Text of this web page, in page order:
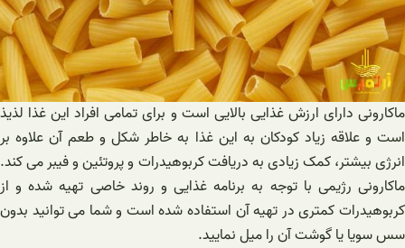
ماکارونی دارای ارزش غذایی بالایی است و برای تمامی افراد این غذا لذیذ
است و علاقه زیاد کودکان به این غذا به خاطر شکل و طعم آن علاوه بر
انرژی بیشتر، کمک زیادی به دریافت کربوهیدرات و پروتئین و فیبر می کند.
ماکارونی رژیمی با توجه به برنامه غذایی و روند خاصی تهیه شده و از
کربوهیدرات کمتری در تهیه آن استفاده شده است و شما می توانید بدون
سس سویا یا گوشت آن را میل نمایید.